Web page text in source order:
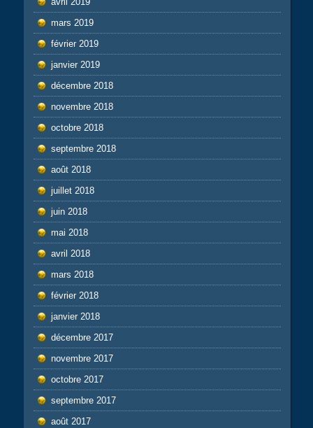
mars 2019
février 2019
janvier 2019
décembre 2018
novembre 2018
octobre 2018
septembre 2018
août 2018
juillet 2018
juin 2018
mai 2018
avril 2018
mars 2018
février 2018
janvier 2018
décembre 2017
novembre 2017
octobre 2017
septembre 2017
août 2017